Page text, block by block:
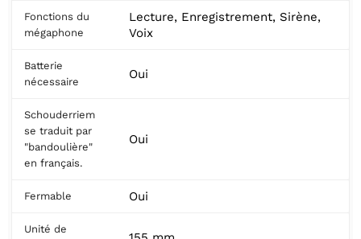
Fonctions du
mégaphone
Lecture, Enregistrement, Sirène,
Voix
Batterie
nécessaire
Oui
Schouderriem
se traduit par
"bandoulière"
en français.
Oui
Fermable Oui
Unité de